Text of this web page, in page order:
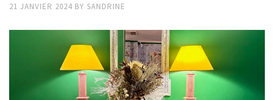
21 JANVIER 2024 BY SANDRINE